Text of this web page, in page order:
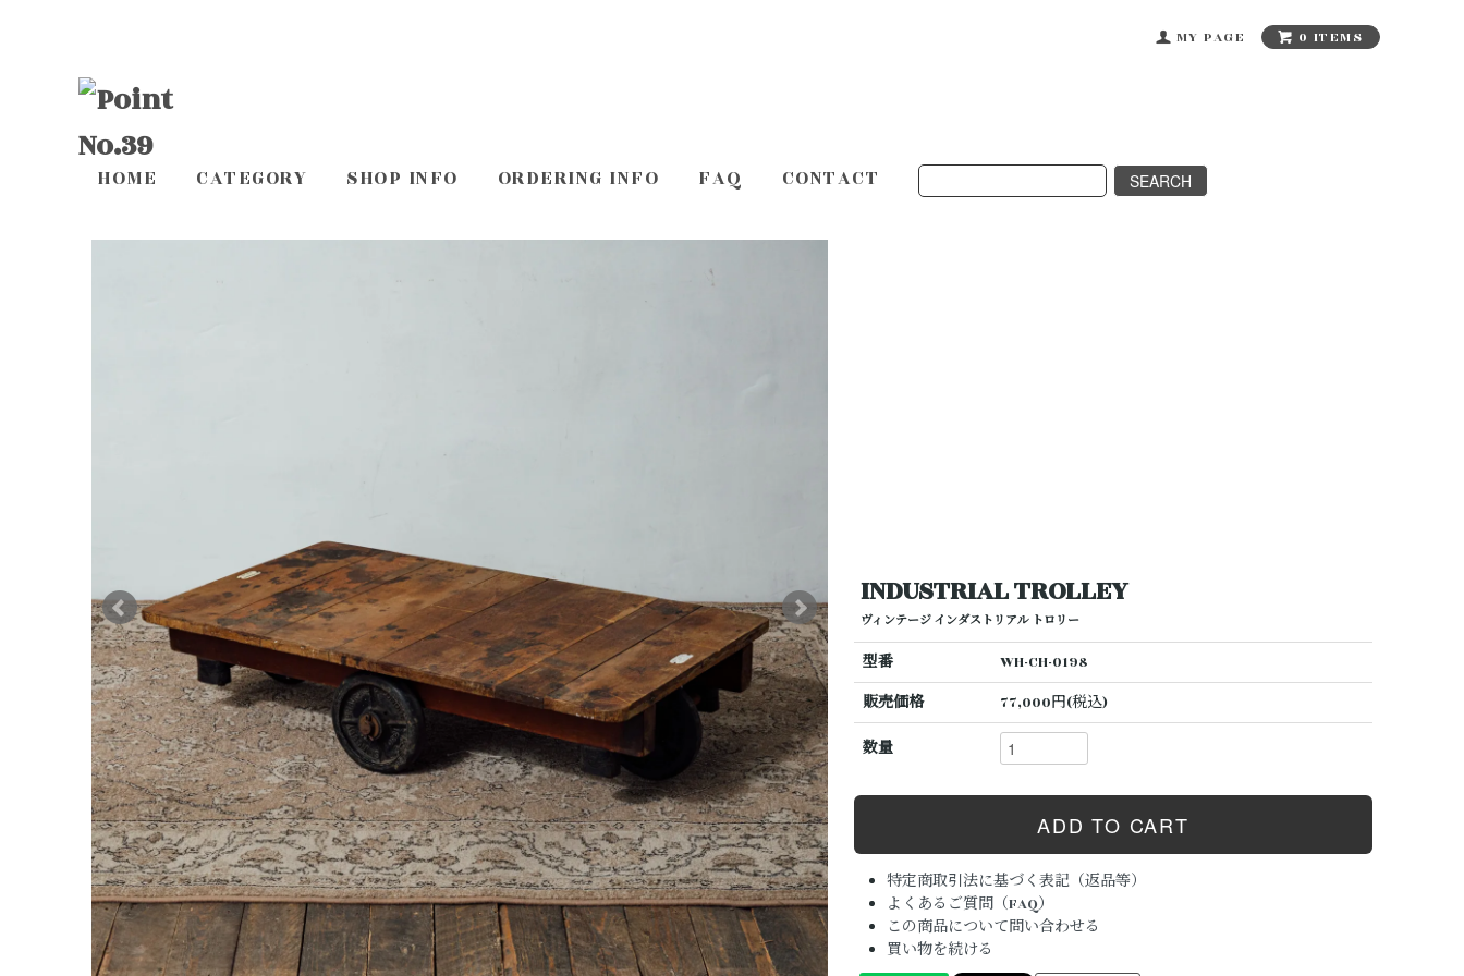
MY PAGE 0 ITEMS
HOME CATEGORY SHOP INFO ORDERING INFO FAQ CONTACT
INDUSTRIAL TROLLEY
ヴィンテージ インダストリアル トロリー
型番
WH-CH-0198
販売価格
77,000円(税込)
数量
特定商取引法に基づく表記（返品等）
よくあるご質問（FAQ）
この商品について問い合わせる
買い物を続ける